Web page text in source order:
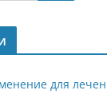
для